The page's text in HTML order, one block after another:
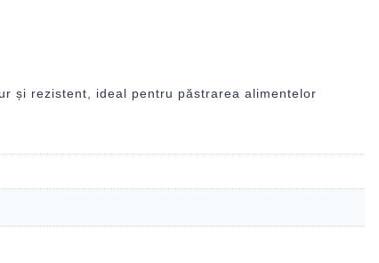
și rezistent, ideal pentru păstrarea alimentelor